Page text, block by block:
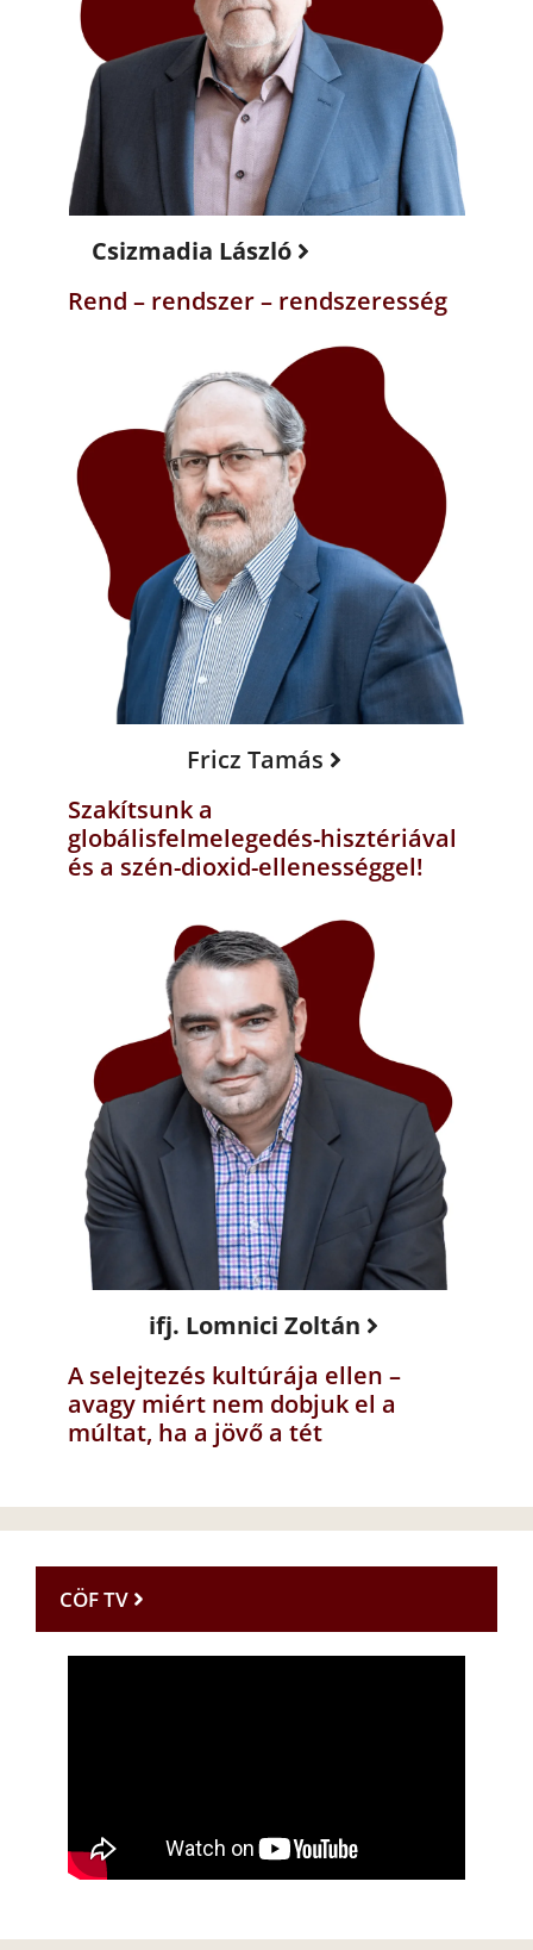
Csizmadia László
Rend – rendszer – rendszeresség
Fricz Tamás
Szakítsunk a
globálisfelmelegedés-hisztériával
és a szén-dioxid-ellenességgel!
ifj. Lomnici Zoltán
A selejtezés kultúrája ellen –
avagy miért nem dobjuk el a
múltat, ha a jövő a tét
CÖF TV